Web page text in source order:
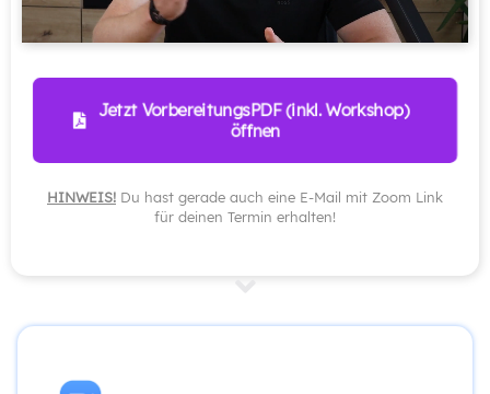
Jetzt VorbereitungsPDF (inkl. Workshop)
öffnen
HINWEIS! Du hast gerade auch eine E-Mail mit Zoom Link
für deinen Termin erhalten!